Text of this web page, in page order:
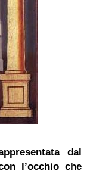
dal
l’occhio che